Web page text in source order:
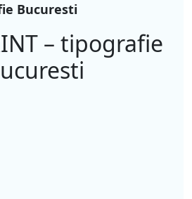
Bucuresti
– tipografie